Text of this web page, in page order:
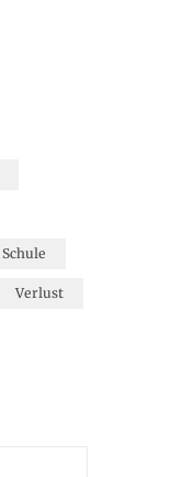
Schule
Verlust